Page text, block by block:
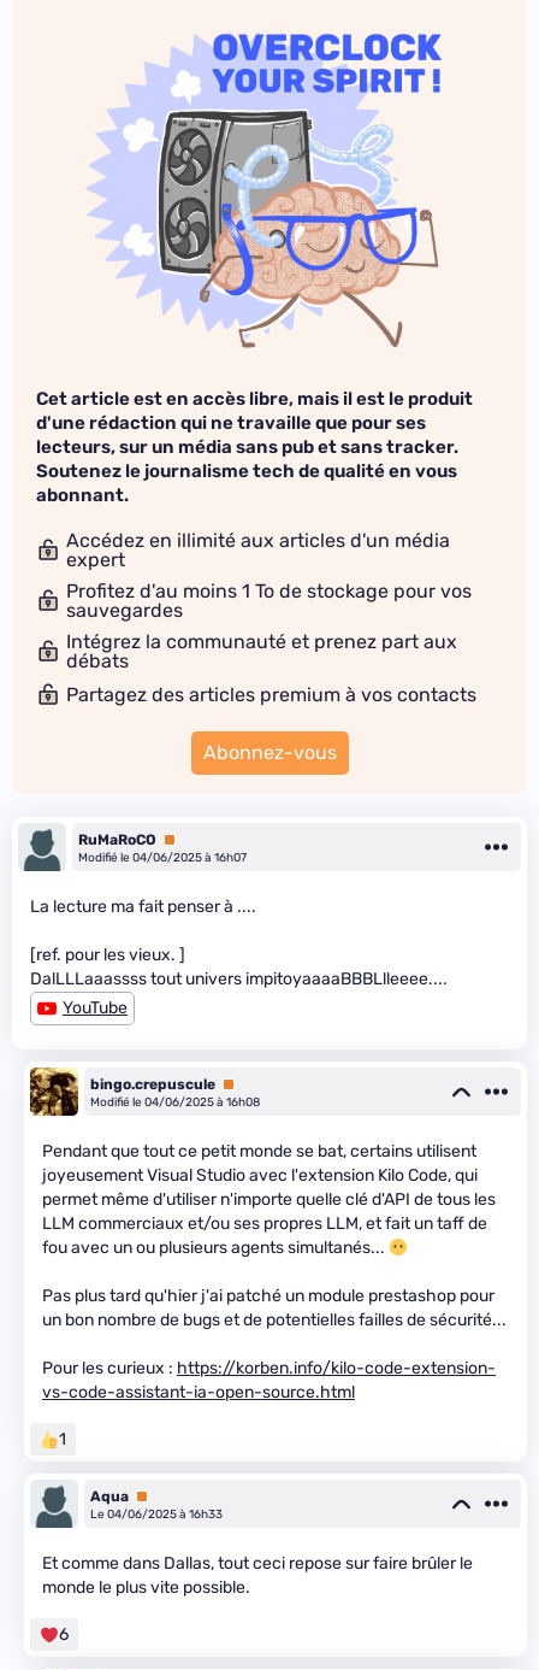
Cet article est en accès libre, mais il est le produit
d'une rédaction qui ne travaille que pour ses
lecteurs, sur un média sans pub et sans tracker.
Soutenez le journalisme tech de qualité en vous
abonnant.
Accédez en illimité aux articles d'un média
expert
Profitez d'au moins 1 To de stockage pour vos
sauvegardes
Intégrez la communauté et prenez part aux
débats
Partagez des articles premium à vos contacts
Abonnez-vous
RuMaRoCO
Premium
Modifié le 04/06/2025 à 16h07
La lecture ma fait penser à ....
[ref. pour les vieux. ]
DalLLLaaassss tout univers impitoyaaaaBBBLlleeee....
YouTube
bingo.crepuscule Premium
Modifié le 04/06/2025 à 16h08
Pendant que tout ce petit monde se bat, certains utilisent
joyeusement Visual Studio avec l'extension Kilo Code, qui
permet même d'utiliser n'importe quelle clé d'API de tous les
LLM commerciaux et/ou ses propres LLM, et fait un taff de
fou avec un ou plusieurs agents simultanés...
Pas plus tard qu'hier j'ai patché un module prestashop pour
un bon nombre de bugs et de potentielles failles de sécurité...
Pour les curieux : https://korben.info/kilo-code-extension-
vs-code-assistant-ia-open-source.html
1
Aqua Premium
Le 04/06/2025 à 16h33
Et comme dans Dallas, tout ceci repose sur faire brûler le
monde le plus vite possible.
6